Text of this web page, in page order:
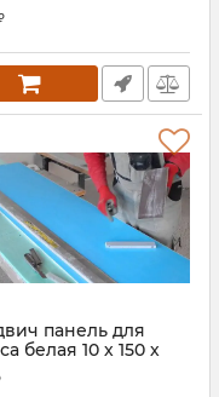
панель для
белая 10 х 150 х